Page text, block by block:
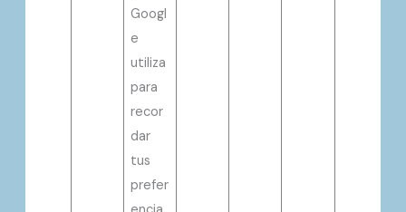
Googl
e
utiliza
para
recor
dar
tus
prefer